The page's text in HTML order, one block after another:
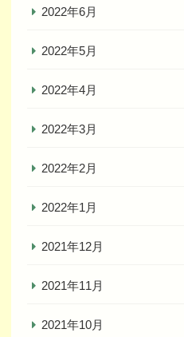
2022年6月
2022年5月
2022年4月
2022年3月
2022年2月
2022年1月
2021年12月
2021年11月
2021年10月